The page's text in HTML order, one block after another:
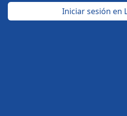
Iniciar sesión en